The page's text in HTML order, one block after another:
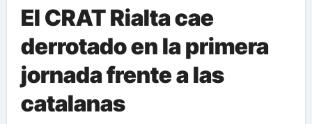
El CRAT Rialta cae
derrotado en la primera
jornada frente a las
catalanas